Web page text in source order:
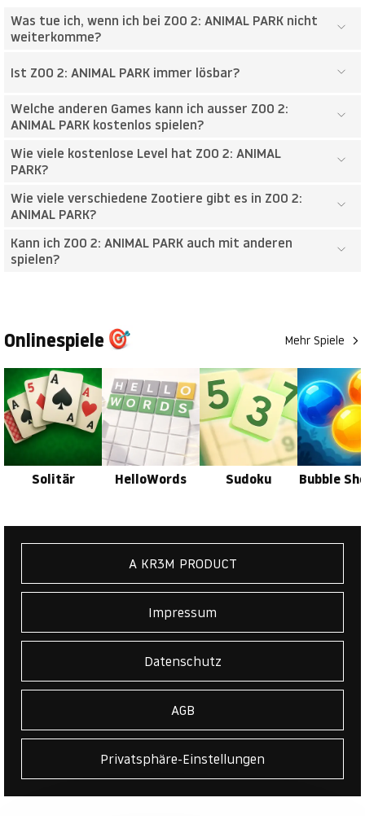
Was tue ich, wenn ich bei ZOO 2: ANIMAL PARK nicht
weiterkomme?
Ist ZOO 2: ANIMAL PARK immer lösbar?
Welche anderen Games kann ich ausser ZOO 2:
ANIMAL PARK kostenlos spielen?
Wie viele kostenlose Level hat ZOO 2: ANIMAL
PARK?
Wie viele verschiedene Zootiere gibt es in ZOO 2:
ANIMAL PARK?
Kann ich ZOO 2: ANIMAL PARK auch mit anderen
spielen?
Onlinespiele Mehr Spiele
Solitär HelloWords Sudoku Bubble
A KR3M PRODUCT
Impressum
Datenschutz
AGB
Privatsphäre-Einstellungen